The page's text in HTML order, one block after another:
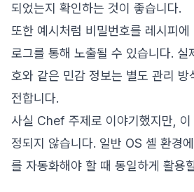
되었는지 확인하는 것이 좋습니다.
또한 예시처럼 비밀번호를 레시피
로그를 통해 노출될 수 있습니다. 실
호와 같은 민감 정보는 별도 관리 방
전합니다.
사실 Chef 주제로 이야기했지만,
정되지 않습니다. 일반 OS 셸 환경
를 자동화해야 할 때 동일하게 활용